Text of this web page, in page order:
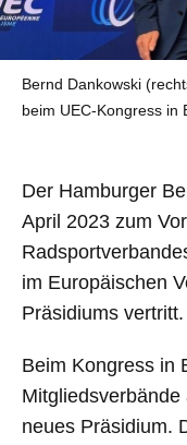
Bernd Dankowski
beim UEC-Kongress in
Der Hamburger
April 2023 zum
im Europäischen
Präsidiums vertritt.
Beim Kongress in
neues Präsidium.